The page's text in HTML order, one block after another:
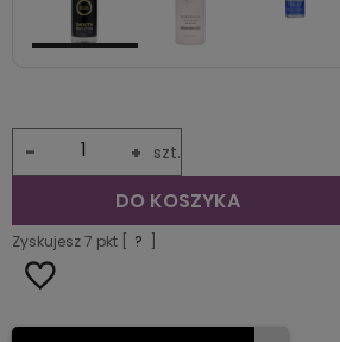
+
- szt.
DO KOSZYKA
Zyskujesz7 pkt [ ?